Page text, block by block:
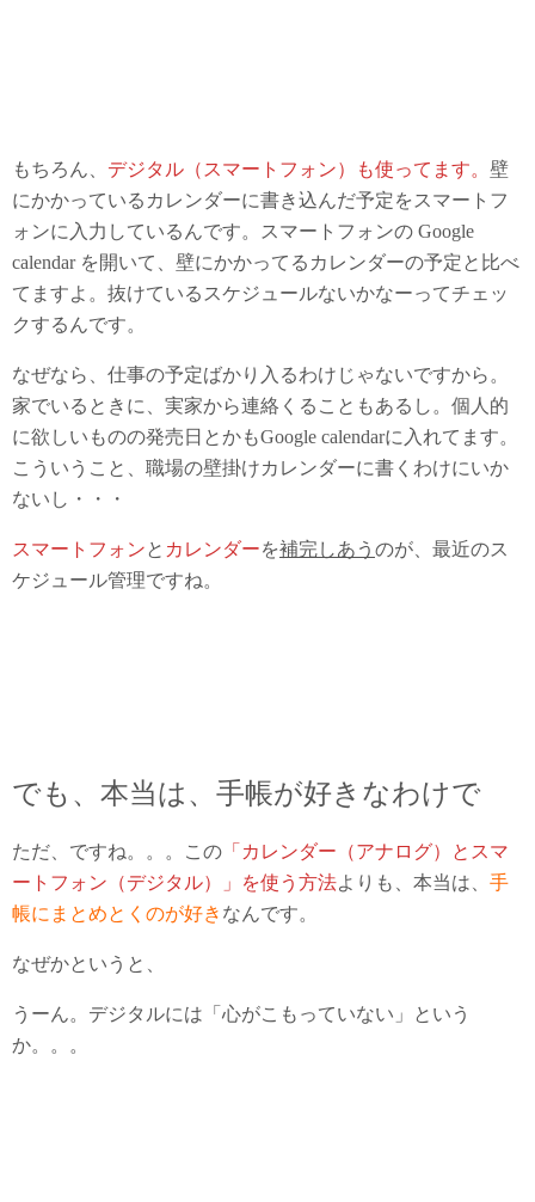
もちろん、 デジタル（スマートフォン）も使ってます。 壁
にかかっているカレンダーに書き込んだ予定をスマートフ
ォンに入力しているんです。スマートフォンの Google
calendar を開いて、壁にかかってるカレンダーの予定と比べ
てますよ。抜けているスケジュールないかなーってチェッ
クするんです。
なぜなら、仕事の予定ばかり入るわけじゃないですから。
家でいるときに、実家から連絡くることもあるし。個人的
に欲しいものの発売日とかもGoogle calendarに入れてます。
こういうこと、職場の壁掛けカレンダーに書くわけにいか
ないし・・・
スマートフォンと カレンダーを補完しあう のが、最近のス
ケジュール管理ですね。
でも、本当は、手帳が好きなわけで
ただ、ですね。。。この 「カレンダー（アナログ）とスマ
ートフォン（デジタル）」を使う方法よりも、本当は、 手
帳にまとめとくのが好き なんです。
なぜかというと、
うーん。デジタルには「心がこもっていない」という
か。。。